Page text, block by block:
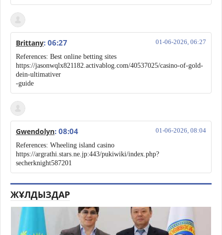
Brittany 01-06-2026, 06:27
: 06:27
References: Best online betting sites
https://jasonwqlx821182.activablog.com/40537025/casino-of-gold-
dein-ultimativer
-guide
Gwendolyn 01-06-2026, 08:04
: 08:04
References: Wheeling island casino
https://argrathi.stars.ne.jp:443/pukiwiki/index.php?
secherknight587201
ЖҰЛДЫЗДАР